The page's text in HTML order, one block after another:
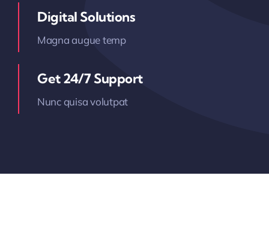
Digital Solutions
Magna augue temp
Get 24/7 Support
Nunc quisa volutpat